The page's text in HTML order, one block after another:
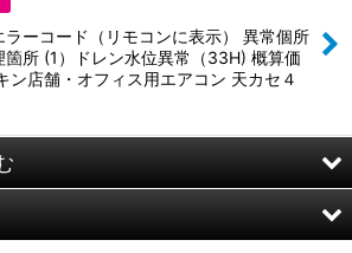
ラーコード（リモコンに表示） 異常個所
箇所 (1）ドレン水位異常（33H) 概算価
ン店舗・オフィス用エアコン 天カセ４